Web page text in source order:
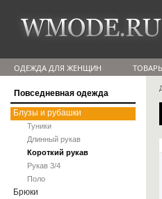
ОДЕЖДА ДЛЯ ЖЕНЩИН
Повседневная одежда
Блузы и рубашки
Туники
Длинный рукав
Короткий рукав
Рукав 3/4
Поло
Брюки